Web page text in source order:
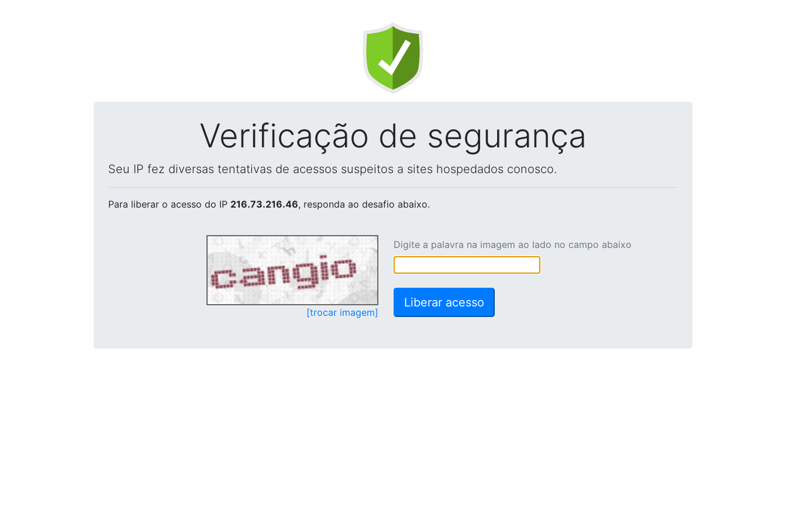
Verificação de segurança
Seu IP fez diversas tentativas de acessos suspeitos a sites hospedados conosco.
Para liberar o acesso do IP 216.73.216.46, responda ao desafio abaixo.
[trocar imagem]
Digite a palavra na imagem ao lado no campo abaixo